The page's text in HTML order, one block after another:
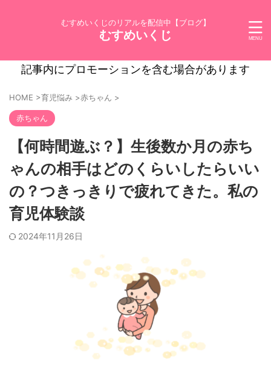
むすめいくじのリアルを配信中【ブログ】
むすめいくじ
記事内にプロモーションを含む場合があります
HOME >育児悩み >赤ちゃん >
赤ちゃん
【何時間遊ぶ？】生後数か月の赤ち
ゃんの相手はどのくらいしたらいい
の？つきっきりで疲れてきた。私の
育児体験談
2024年11月26日